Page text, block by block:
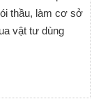
thầu, làm cơ sở
vật tư dùng